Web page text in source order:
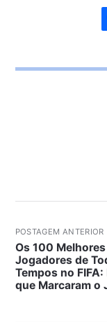
POSTAGEM ANTERIOR
Os 100 Melhores
Jogadores de
Tempos no
que Marcaram o